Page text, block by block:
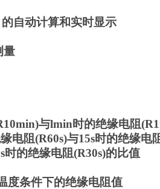
自动计算和实时显示
量
与lmin时的绝缘电阻
电阻(R60s)与15s时的绝缘电
时的绝缘电阻(R30s)的比值
度条件下的绝缘电阻值